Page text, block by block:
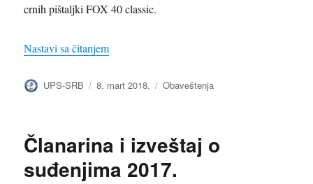
crnih pištaljki FOX 40 classic.
Nastavi sa čitanjem„Pištaljke Fox 40 Classic“
Autor
UPS-SRB Objavljeno
8. mart 2018. Kategorije
Obaveštenja
Članarina i izveštaj o
suđenjima 2017.